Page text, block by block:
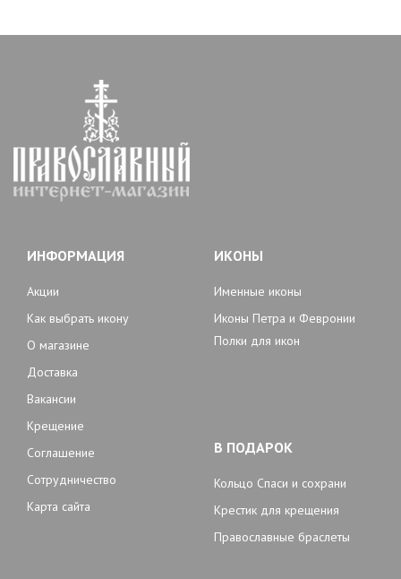
ИНФОРМАЦИЯ
Акции
Как выбрать икону
О магазине
Доставка
Вакансии
Крещение
Соглашение
Сотрудничество
Карта сайта
ИКОНЫ
Именные иконы
Иконы Петра и Февронии
Полки для икон
В ПОДАРОК
Кольцо Спаси и сохрани
Крестик для крещения
Православные браслеты